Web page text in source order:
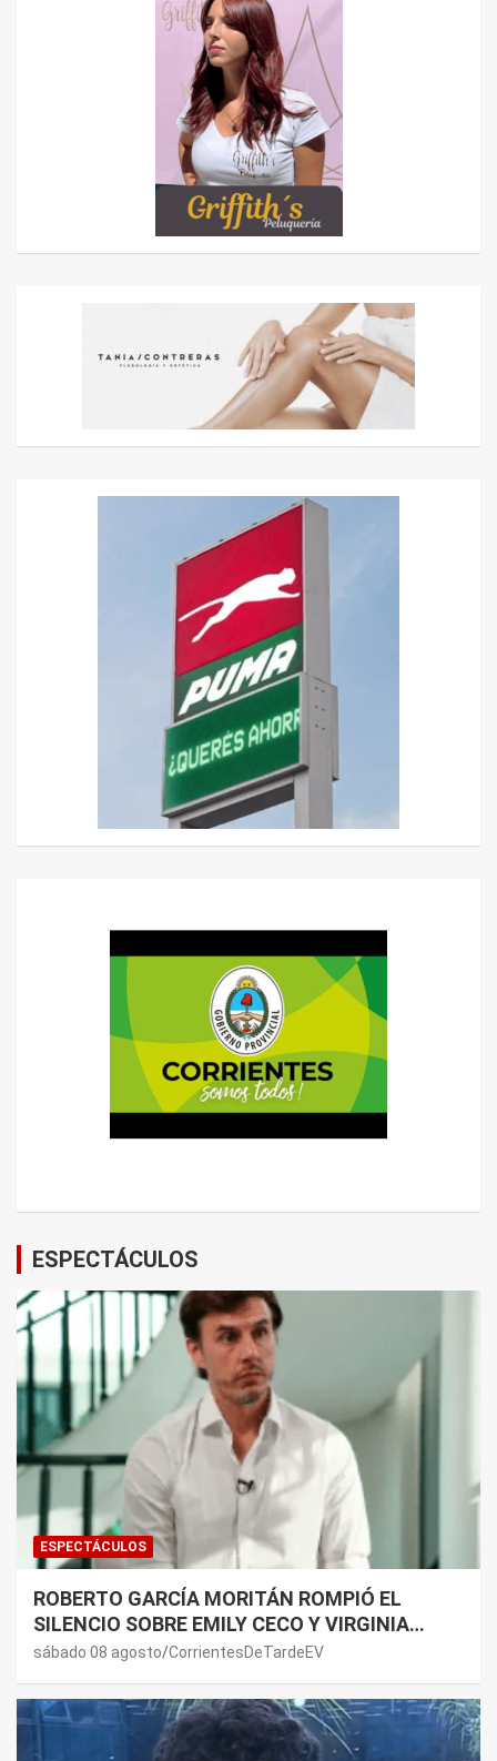
ESPECTÁCULOS
ESPECTÁCULOS
ROBERTO GARCÍA MORITÁN ROMPIÓ EL
SILENCIO SOBRE EMILY CECO Y VIRGINIA
GALLARDO: “DEDÍQUENSE A SUS VIDAS”
sábado 08 agosto CorrientesDeTardeEV